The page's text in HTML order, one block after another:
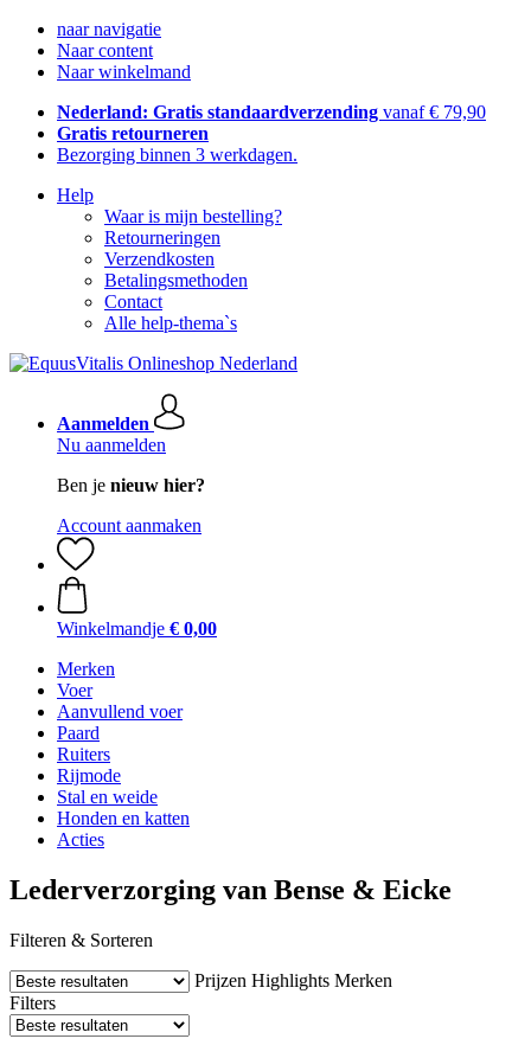
naar navigatie
Naar content
Naar winkelmand
Nederland: Gratis standaardverzending vanaf € 79,90
Gratis retourneren
Bezorging binnen 3 werkdagen.
Help
Waar is mijn bestelling?
Retourneringen
Verzendkosten
Betalingsmethoden
Contact
Alle help-thema`s
Aanmelden
Nu aanmelden
Ben je nieuw hier?
Account aanmaken
Winkelmandje € 0,00
Merken
Voer
Aanvullend voer
Paard
Ruiters
Rijmode
Stal en weide
Honden en katten
Acties
Lederverzorging van Bense & Eicke
Filteren & Sorteren
Prijzen Highlights Merken
Filters